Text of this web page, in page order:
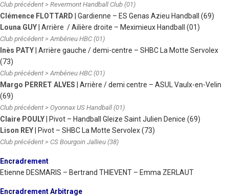
Club précédent > Revermont Handball Club (01)
Clémence FLOTTARD | Gardienne – ES Genas Azieu Handball (69)
Louna GUY | Arrière / Ailière droite – Meximieux Handball (01)
Club précédent > Ambérieu HBC (01)
Inès PATY | Arrière gauche / demi-centre – SHBC La Motte Servolex
(73)
Club précédent > Ambérieu HBC (01)
Margo PERRET ALVES
| Arrière / demi centre – ASUL Vaulx-en-Velin
(69)
Club précédent > Oyonnax US Handball (01)
Claire POULY | Pivot – Handball Gleize Saint Julien Denice (69)
Lison REY | Pivot – SHBC La Motte Servolex (73)
Club précédent > CS Bourgoin Jallieu (38)
Encradrement
Etienne DESMARIS – Bertrand THIEVENT – Emma ZERLAUT
Encradrement Arbitrage